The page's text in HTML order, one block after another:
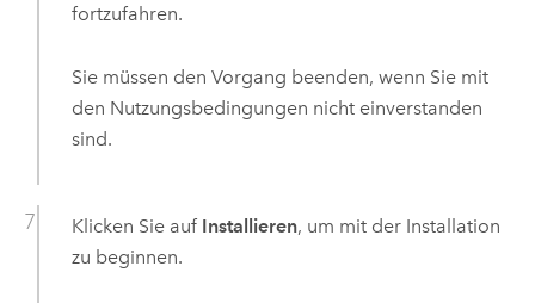
fortzufahren.
Sie müssen den Vorgang beenden, wenn Sie mit
den Nutzungsbedingungen nicht einverstanden
sind.
Klicken Sie auf Installieren, um mit der Installation
zu beginnen.